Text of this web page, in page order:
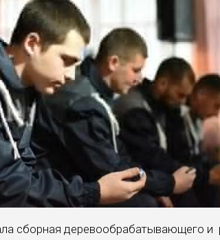
сборная деревообрабатывающего и